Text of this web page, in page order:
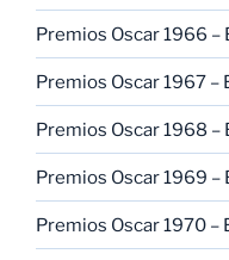
Premios Oscar 1966
Premios Oscar 1967 –
Premios Oscar 1968
Premios Oscar 1969 –
Premios Oscar 1970 –